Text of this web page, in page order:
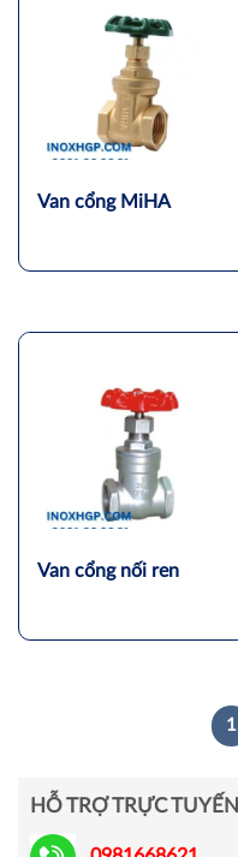
Van cổng MiHA
Van cổng nối ren
1
HỖ TRỢ TRỰC TUYẾN